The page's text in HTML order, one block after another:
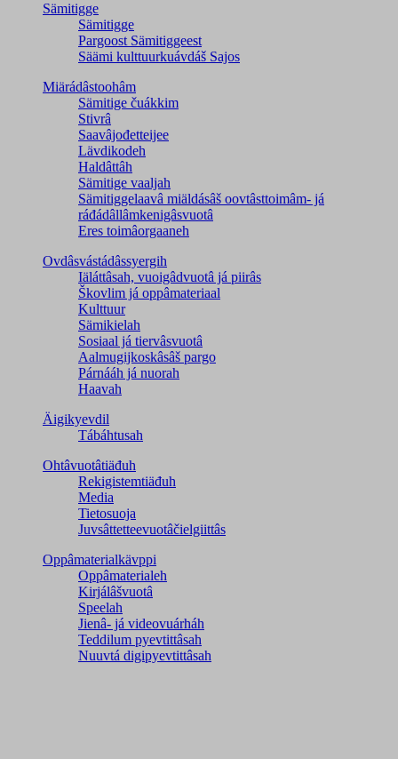
Sämitigge
Sämitigge
Pargoost Sämitiggeest
Säämi kulttuurkuávdáš Sajos
Miärádâstoohâm
Sämitige čuákkim
Stivrâ
Saavâjođetteijee
Lävdikodeh
Haldâttâh
Sämitige vaaljah
Sämitiggelaavâ miäldásâš oovtâsttoimâm- já
ráđádâllâmkenigâsvuotâ
Eres toimâorgaaneh
Ovdâsvástádâssyergih
Iäláttâsah, vuoigâdvuotâ já piirâs
Škovlim já oppâmateriaal
Kulttuur
Sämikielah
Sosiaal já tiervâsvuotâ
Aalmugijkoskâsâš pargo
Párnááh já nuorah
Haavah
Äigikyevdil
Tábáhtusah
Ohtâvuotâtiäđuh
Rekigistemtiäđuh
Media
Tietosuoja
Juvsâttetteevuotâčielgiittâs
Oppâmaterialkävppi
Oppâmaterialeh
Kirjálâšvuotâ
Speelah
Jienâ- já videovuárháh
Teddilum pyevtittâsah
Nuuvtá digipyevtittâsah